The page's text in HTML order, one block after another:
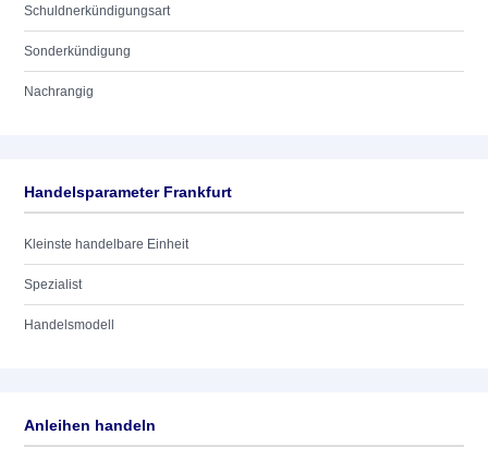
Schuldnerkündigungsart
Sonderkündigung
Nachrangig
Handelsparameter Frankfurt
Kleinste handelbare Einheit
Spezialist
Handelsmodell
Anleihen handeln